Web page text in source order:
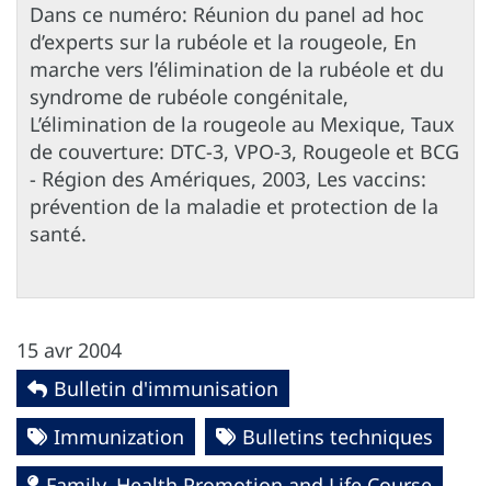
Dans ce numéro: Réunion du panel ad hoc
d’experts sur la rubéole et la rougeole, En
marche vers l’élimination de la rubéole et du
syndrome de rubéole congénitale,
L’élimination de la rougeole au Mexique, Taux
de couverture: DTC-3, VPO-3, Rougeole et BCG
- Région des Amériques, 2003, Les vaccins:
prévention de la maladie et protection de la
santé.
15 avr 2004
Bulletin d'immunisation
Immunization
Bulletins techniques